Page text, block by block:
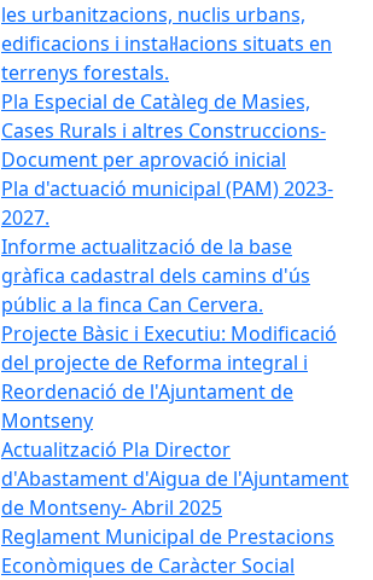
les urbanitzacions, nuclis urbans,
edificacions i instal·lacions situats en
terrenys forestals.
Pla Especial de Catàleg de Masies,
Cases Rurals i altres Construccions-
Document per aprovació inicial
Pla d'actuació municipal (PAM) 2023-
2027.
Informe actualització de la base
gràfica cadastral dels camins d'ús
públic a la finca Can Cervera.
Projecte Bàsic i Executiu: Modificació
del projecte de Reforma integral i
Reordenació de l'Ajuntament de
Montseny
Actualització Pla Director
d'Abastament d'Aigua de l'Ajuntament
de Montseny- Abril 2025
Reglament Municipal de Prestacions
Econòmiques de Caràcter Social